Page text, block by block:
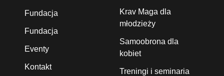
Fundacja
Fundacja
Eventy
Kontakt
Krav Maga dla
młodzieży
Samoobrona dla
kobiet
Treningi i seminaria